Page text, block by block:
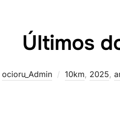
Últimos
ocioru_Admin 10km, 2025,